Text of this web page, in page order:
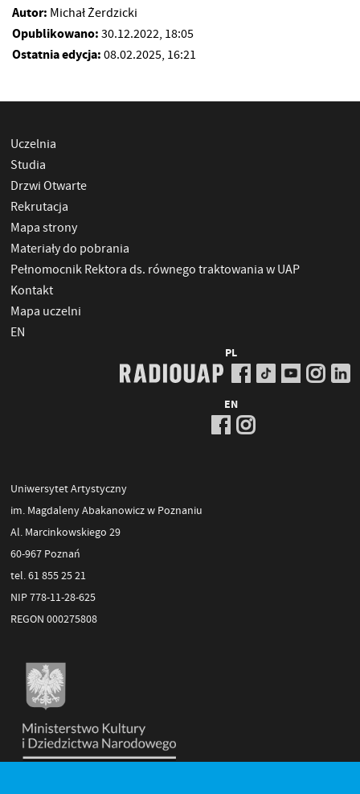
Autor: Michał Żerdzicki
Opublikowano: 30.12.2022, 18:05
Ostatnia edycja: 08.02.2025, 16:21
Uczelnia
Studia
Drzwi Otwarte
Rekrutacja
Mapa strony
Materiały do pobrania
Pełnomocnik Rektora ds. równego traktowania w UAP
Kontakt
Mapa uczelni
EN
PL
EN
Uniwersytet Artystyczny
im. Magdaleny Abakanowicz w Poznaniu
Al. Marcinkowskiego 29
60-967 Poznań
tel. 61 855 25 21
NIP 778-11-28-625
REGON 000275808